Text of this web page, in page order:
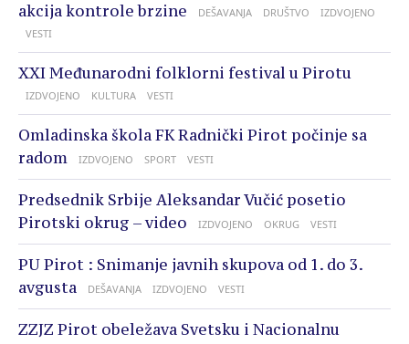
akcija kontrole brzine
DEŠAVANJA DRUŠTVO
IZDVOJENO
VESTI
XXI Međunarodni folklorni festival u Pirotu
IZDVOJENO KULTURA VESTI
Omladinska škola FK Radnički Pirot počinje sa
radom
IZDVOJENO SPORT VESTI
Predsednik Srbije Aleksandar Vučić posetio
Pirotski okrug – video
IZDVOJENO OKRUG VESTI
PU Pirot : Snimanje javnih skupova od 1. do 3.
avgusta
DEŠAVANJA IZDVOJENO VESTI
ZZJZ Pirot obeležava Svetsku i Nacionalnu